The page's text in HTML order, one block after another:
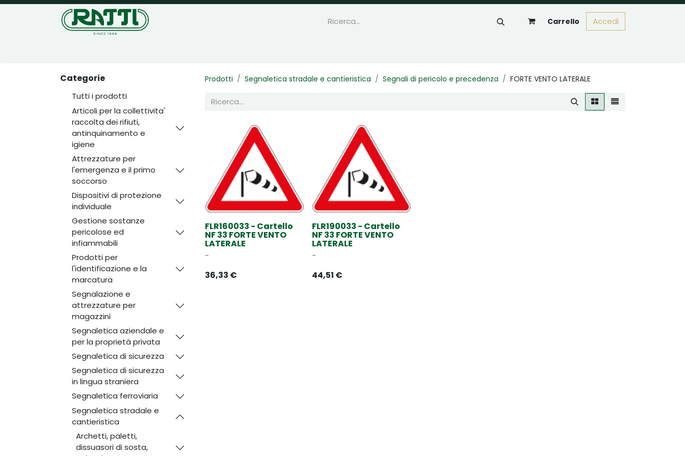
Carrello Accedi
Categorie
Tutti i prodotti
Articoli per la collettivita'
raccolta dei rifiuti,
antinquinamento e
igiene
Attrezzature per
l'emergenza e il primo
soccorso
Dispositivi di protezione
individuale
Gestione sostanze
pericolose ed
infiammabili
Prodotti per
l'identificazione e la
marcatura
Segnalazione e
attrezzature per
magazzini
Segnaletica aziendale e
per la proprietà privata
Segnaletica di sicurezza
Segnaletica di sicurezza
in lingua straniera
Segnaletica ferroviaria
Segnaletica stradale e
cantieristica
Archetti, paletti,
dissuasori di sosta,
Prodotti Segnaletica stradale e cantieristica Segnali di pericolo e precedenza FORTE VENTO LATERALE
FLR160033 - Cartello
NF 33 FORTE VENTO
LATERALE
-
36,33 €
FLR190033 - Cartello
NF 33 FORTE VENTO
LATERALE
-
44,51 €